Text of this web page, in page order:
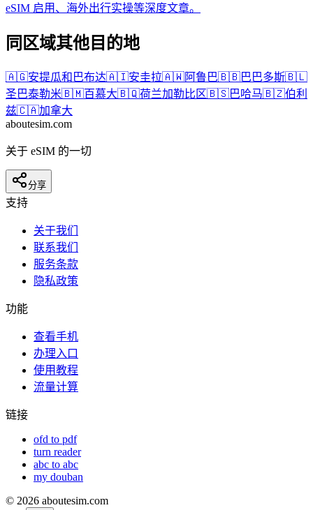
eSIM 启用、海外出行实操等深度文章。
同区域其他目的地
🇦🇬安提瓜和巴布达🇦🇮安圭拉🇦🇼阿鲁巴🇧🇧巴巴多斯🇧🇱
圣巴泰勒米🇧🇲百慕大🇧🇶荷兰加勒比区🇧🇸巴哈马🇧🇿伯利
兹🇨🇦加拿大
aboutesim.com
关于 eSIM 的一切
分享
支持
关于我们
联系我们
服务条款
隐私政策
功能
查看手机
办理入口
使用教程
流量计算
链接
ofd to pdf
turn reader
abc to abc
my douban
© 2026 aboutesim.com